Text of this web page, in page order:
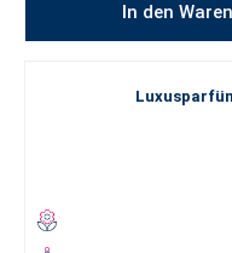
In den